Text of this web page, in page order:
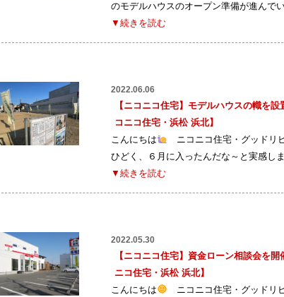
のモデルハウスのオープン準備が進んで
▼続きを読む
2022.06.06
【ニコニコ住宅】モデルハウスの幟を
コニコ住宅・浜松 浜北】
こんにちは
ニコニコ住宅・グッドリ
ひどく、６月に入ったんだな～と実感し
▼続きを読む
2022.05.30
【ニコニコ住宅】資金ローン相談会を
ニコ住宅・浜松 浜北】
こんにちは
ニコニコ住宅・グッドリ